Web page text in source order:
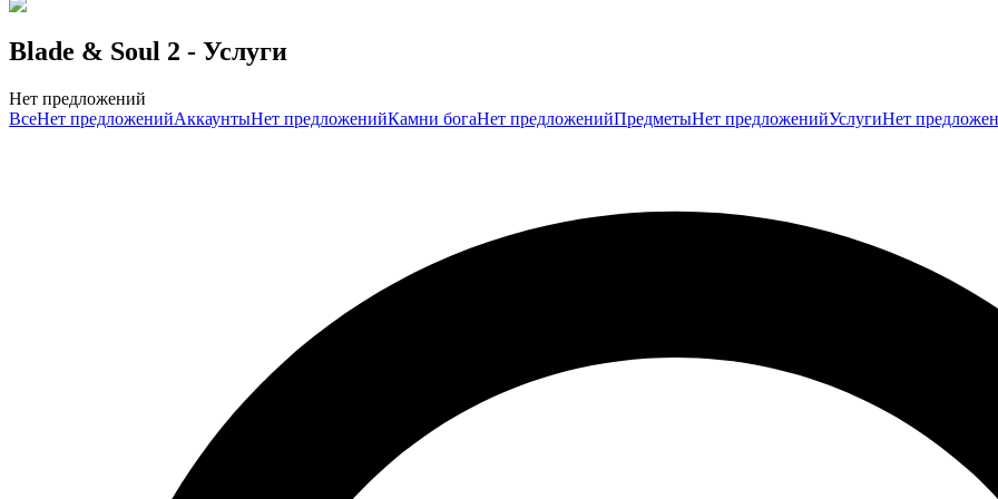
Blade & Soul 2 - Услуги
Нет предложений
ВсеНет предложенийАккаунтыНет предложенийКамни богаНет предложенийПредметыНет предложенийУслугиНет